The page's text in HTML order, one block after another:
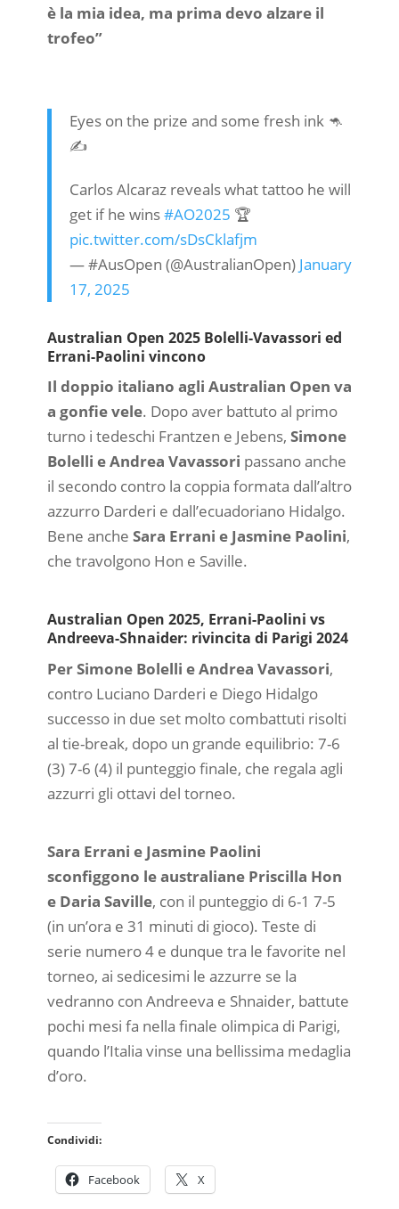
è la mia idea, ma prima devo alzare il
trofeo”
Eyes on the prize and some fresh ink 🦘
✍️
Carlos Alcaraz reveals what tattoo he will
get if he wins#AO2025 🏆
pic.twitter.com/sDsCklafjm
— #AusOpen (@AustralianOpen) January
17, 2025
Australian Open 2025 Bolelli-Vavassori ed
Errani-Paolini vincono
Il doppio italiano agli Australian Open va
a gonfie vele. Dopo aver battuto al primo
turno i tedeschi Frantzen e Jebens, Simone
Bolelli e Andrea Vavassori passano anche
il secondo contro la coppia formata dall’altro
azzurro Darderi e dall’ecuadoriano Hidalgo.
Bene anche Sara Errani e Jasmine Paolini,
che travolgono Hon e Saville.
Australian Open 2025, Errani-Paolini vs
Andreeva-Shnaider: rivincita di Parigi 2024
Per Simone Bolelli e Andrea Vavassori,
contro Luciano Darderi e Diego Hidalgo
successo in due set molto combattuti risolti
al tie-break, dopo un grande equilibrio: 7-6
(3) 7-6 (4) il punteggio finale, che regala agli
azzurri gli ottavi del torneo.
Sara Errani e Jasmine Paolini
sconfiggono le australiane Priscilla Hon
e Daria Saville, con il punteggio di 6-1 7-5
(in un’ora e 31 minuti di gioco). Teste di
serie numero 4 e dunque tra le favorite nel
torneo, ai sedicesimi le azzurre se la
vedranno con Andreeva e Shnaider, battute
pochi mesi fa nella finale olimpica di Parigi,
quando l’Italia vinse una bellissima medaglia
d’oro.
Condividi:
Facebook X